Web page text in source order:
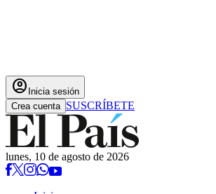
account_circle Inicia sesión
Crea cuenta SUSCRÍBETE
lunes, 10 de agosto de 2026